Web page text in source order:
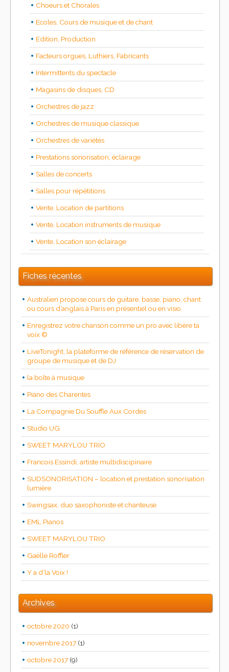
Choeurs et Chorales
Ecoles, Cours de musique et de chant
Edition, Production
Facteurs orgues, Luthiers, Fabricants
Intermittents du spectacle
Magasins de disques, CD
Orchestres de jazz
Orchestres de musique classique
Orchestres de variétés
Prestations sonorisation, éclairage
Salles de concerts
Salles pour répétitions
Vente, Location de partitions
Vente, Location instruments de musique
Vente, Location son éclairage
Fiches récentes
Australien propose cours de guitare, basse, piano, chant
ou cours d’anglais à Paris en présentiel ou en visio.
Enregistrez votre chanson comme un pro avec libère ta
voix ©
LiveTonight, la plateforme de référence de réservation de
groupe de musique et de DJ
la boîte à musique
Piano des Charentes
La Compagnie Du Souffle Aux Cordes
Studio UG
SWEET MARYLOU TRIO
Francois Essindi, artiste multidiscipinaire
SUDSONORISATION – location et prestation sonorisation
lumière
Swingsax, duo saxophoniste et chanteuse
EML Pianos
SWEET MARYLOU TRIO
Gaëlle Roffler
Y a d’la Voix !
Archives
octobre 2020 (1)
novembre 2017 (1)
octobre 2017 (9)